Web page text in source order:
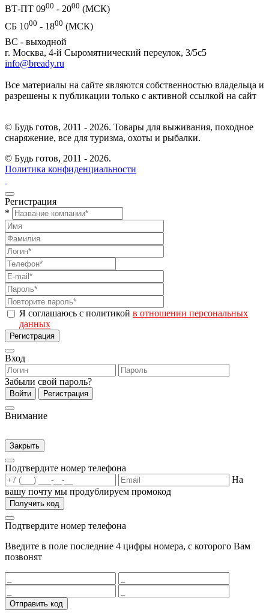
ВТ-ПТ 0900 - 2000 (МСК)
СБ 1000 - 1800 (МСК)
ВС - выходной
г. Москва, 4-й Сыромятнический переулок, 3/5с5
info@bready.ru
Все материалы на сайте являются собственностью владельца и
разрешены к публикации только с активной ссылкой на сайт
© Будь готов, 2011 - 2026. Товары для выживания, походное
снаряжение, все для туризма, охоты и рыбалки.
© Будь готов, 2011 - 2026.
Политика конфиденциальности
Регистрация
*
Я соглашаюсь с политикой в отношении персональных
данных
Регистрация
Вход
Забыли свой пароль?
Войти Регистрация
Внимание
Закрыть
Подтвердите номер телефона
На
вашу почту мы продублируем промокод
Получить код
Подтвердите номер телефона
Введите в поле последние 4 цифры номера, с которого Вам
позвонят
Отправить код